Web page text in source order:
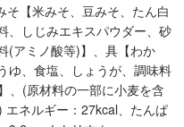
そ【米みそ、豆みそ、たん白
、しじみエキスパウダー、砂
(アミノ酸等)】、具【わか
ゆ、食塩、しょうが、調味料
、(原材料の一部に小麦を含
ネルギー：27kcal、たんぱ